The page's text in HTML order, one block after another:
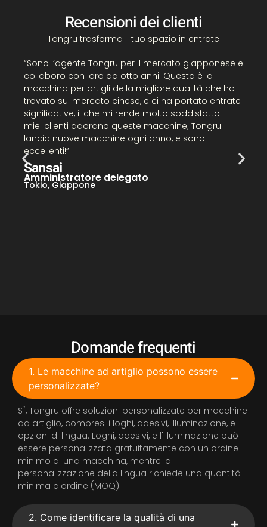
Recensioni dei clienti
Tongru trasforma il tuo spazio in entrate
“Sono l’agente Tongru per il mercato giapponese e
collaboro con loro da otto anni. Questa è la
macchina per artigli della migliore qualità che ho
trovato sul mercato cinese, e ci ha portato entrate
significative, il che mi rende molto soddisfatto. I
miei clienti adorano queste macchine; Tongru
lancia nuove macchine ogni anno, e sono
eccellenti!”
Sansai
Amministratore delegato
Tokio, Giappone
Domande frequenti
1. Le macchine ad artiglio possono essere
personalizzate?
SÌ, Tongru offre soluzioni personalizzate per macchine
ad artiglio, compresi i loghi, adesivi, illuminazione, e
opzioni di lingua. Loghi, adesivi, e l'illuminazione può
essere personalizzata gratuitamente con un ordine
minimo di una macchina, mentre la
personalizzazione della lingua richiede una quantità
minima d'ordine (MOQ).
2. Come identificare la qualità di una